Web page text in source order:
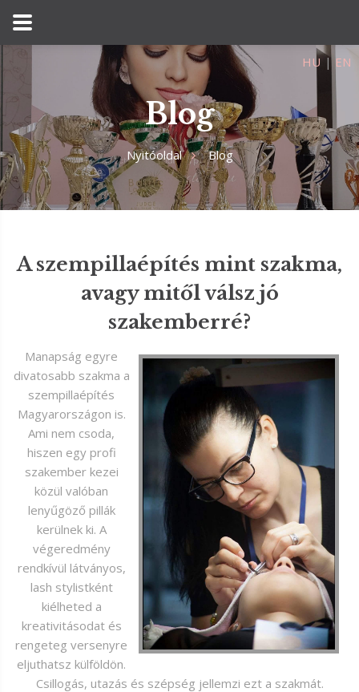
HU | EN
Blog
Nyitóoldal Blog
A szempillaépítés mint szakma,
avagy mitől válsz jó
szakemberré?
Manapság egyre
divatosabb szakma a
szempillaépítés
Magyarországon is.
Ami nem csoda,
hiszen egy profi
szakember kezei
közül valóban
lenyűgöző pillák
kerülnek ki. A
végeredmény
rendkívül látványos,
lash stylistként
kiélheted a
kreativitásodat és
rengeteg versenyre
eljuthatsz külföldön.
Csillogás, utazás és szépség jellemzi ezt a szakmát.